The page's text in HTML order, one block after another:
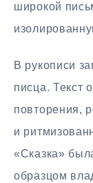
широкой
В рукописи
писца. Текст
повторения,
и
«Сказка»
образцом